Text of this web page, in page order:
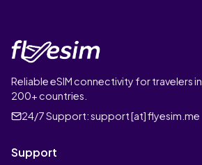
Reliable eSIM connectivity for travelers in
200+ countries.
24/7 Support:support [at] flyesim.me
Support